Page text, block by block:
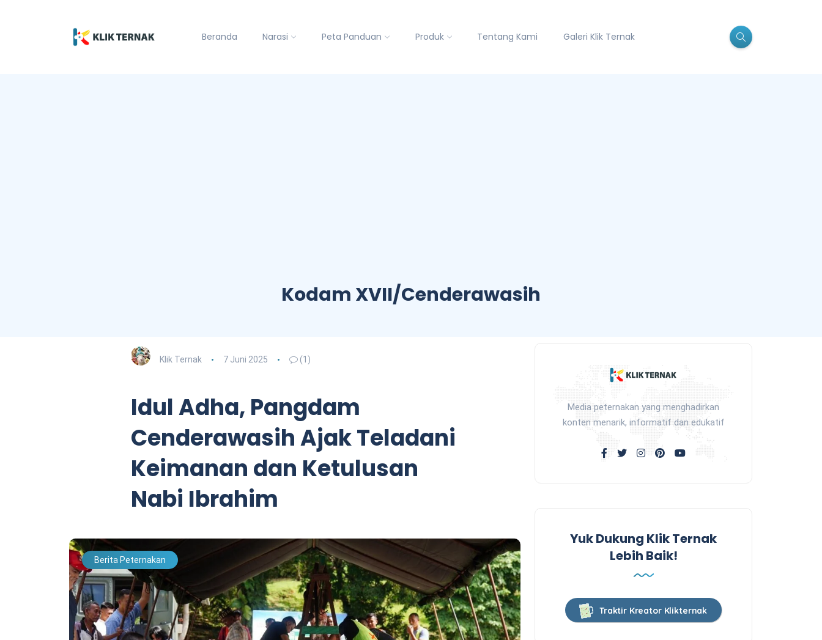
Beranda Narasi Peta Panduan Produk Tentang Kami Galeri Klik Ternak
Kodam XVII/Cenderawasih
Klik Ternak 7 Juni 2025 (1)
Idul Adha, Pangdam
Cenderawasih Ajak Teladani
Keimanan dan Ketulusan
Nabi Ibrahim
Berita Peternakan
Media peternakan yang menghadirkan
konten menarik, informatif dan edukatif
Yuk Dukung Klik Ternak
Lebih Baik!
Traktir Kreator Klikternak